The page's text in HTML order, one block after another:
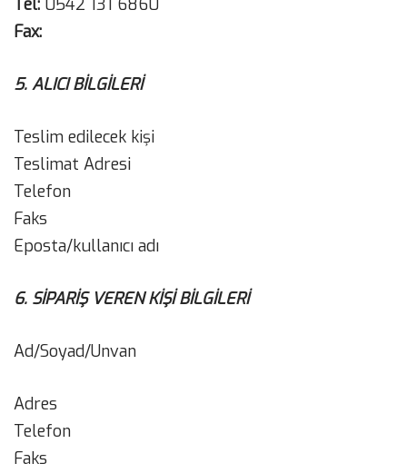
Tel: 0542 131 6860
Fax:
5. ALICI BİLGİLERİ
Teslim edilecek kişi
Teslimat Adresi
Telefon
Faks
Eposta/kullanıcı adı
6. SİPARİŞ VEREN KİŞİ BİLGİLERİ
Ad/Soyad/Unvan
Adres
Telefon
Faks